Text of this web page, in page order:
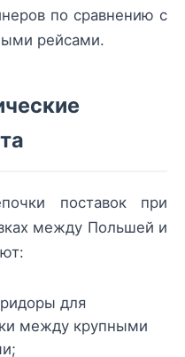
по сравнению с
рейсами.
поставок при
между Польшей и
для
между крупными